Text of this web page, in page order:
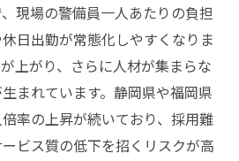
現場の警備員一人あたりの負担
日出勤が常態化しやすくなりま
上がり、さらに人材が集まらな
まれています。静岡県や福岡県
率の上昇が続いており、採用難
ビス質の低下を招くリスクが高